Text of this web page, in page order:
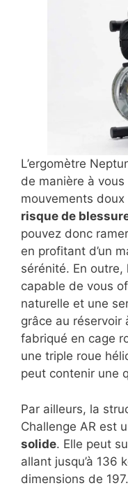
L’ergomètre
de manière à
mouvements
risque de
pouvez donc
en profitant d’un
sérénité. En
capable de vous
naturelle et une
grâce au réservoir
fabriqué en cage
une triple roue
peut contenir une
Par ailleurs, la
Challenge AR est
solide. Elle peut
allant jusqu’à 136
dimensions de